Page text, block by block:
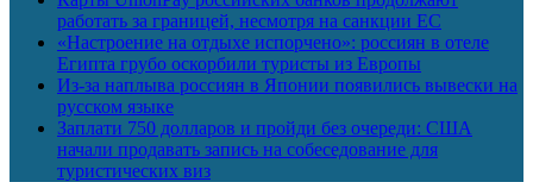
работать за границей, несмотря на санкции ЕС
«Настроение на отдыхе испорчено»: россиян в отеле
Египта грубо оскорбили туристы из Европы
Из-за наплыва россиян в Японии появились вывески на
русском языке
Заплати 750 долларов и пройди без очереди: США
начали продавать запись на собеседование для
туристических виз